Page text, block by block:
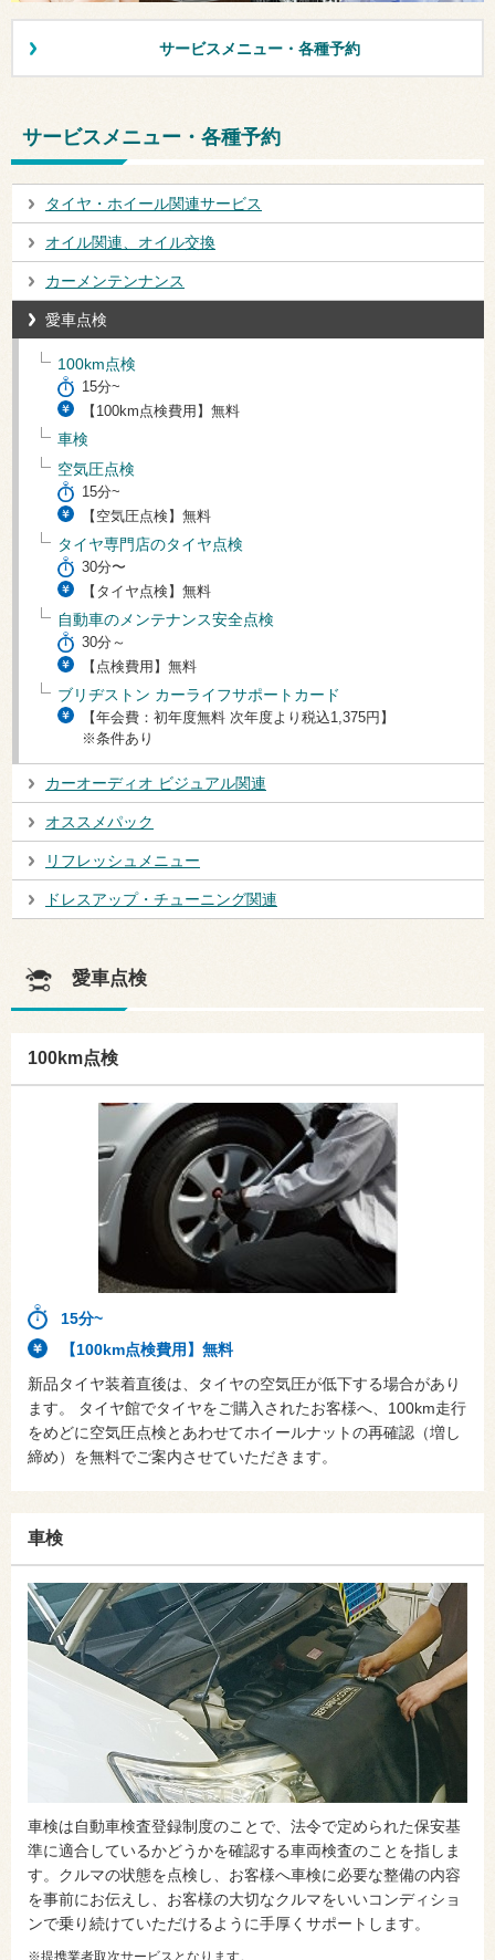
サービスメニュー・各種予約
サービスメニュー・各種予約
タイヤ・ホイール関連サービス
オイル関連、オイル交換
カーメンテンナンス
愛車点検
100km点検
15分~
【100km点検費用】無料
車検
空気圧点検
15分~
【空気圧点検】無料
タイヤ専門店のタイヤ点検
30分〜
【タイヤ点検】無料
自動車のメンテナンス安全点検
30分～
【点検費用】無料
ブリヂストン カーライフサポートカード
【年会費：初年度無料 次年度より税込1,375円】
※条件あり
カーオーディオ ビジュアル関連
オススメパック
リフレッシュメニュー
ドレスアップ・チューニング関連
愛車点検
100km点検
15分~
【100km点検費用】無料
新品タイヤ装着直後は、タイヤの空気圧が低下する場合があり
ます。 タイヤ館でタイヤをご購入されたお客様へ、100km走行
をめどに空気圧点検とあわせてホイールナットの再確認（増し
締め）を無料でご案内させていただきます。
車検
車検は自動車検査登録制度のことで、法令で定められた保安基
準に適合しているかどうかを確認する車両検査のことを指しま
す。クルマの状態を点検し、お客様へ車検に必要な整備の内容
を事前にお伝えし、お客様の大切なクルマをいいコンディショ
ンで乗り続けていただけるように手厚くサポートします。
※提携業者取次サービスとなります。